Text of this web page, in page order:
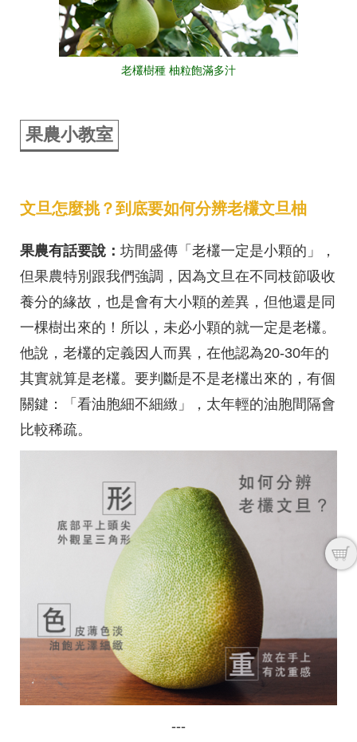
老欉樹種 柚粒飽滿多汁
果農小教室
文旦怎麼挑？到底要如何分辨老欉文旦柚
果農有話要說： 坊間盛傳「老欉一定是小顆的」，
但果農特別跟我們強調，因為文旦在不同枝節吸收
養分的緣故，也是會有大小顆的差異，但他還是同
一棵樹出來的！所以，未必小顆的就一定是老欉。
他說，老欉的定義因人而異，在他認為20-30年的
其實就算是老欉。要判斷是不是老欉出來的，有個
關鍵：「看油胞細不細緻」，太年輕的油胞間隔會
比較稀疏。
---